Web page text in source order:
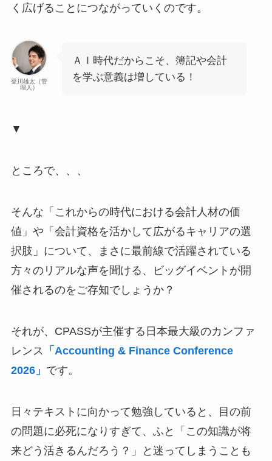
く広げることにつながっていくのです。
登川雄太（管
理人）
ＡＩ時代だからこそ、簿記や会計
を学ぶ意義は増している！
▼
ところで、、、
そんな「これからの時代における会計人材の価
値」や「会計資格を活かして広がるキャリアの選
択肢」について、まさに最前線で活躍されている
方々のリアルな声を聞ける、ビッグイベントが開
催されるのをご存知でしょうか？
それが、CPASSが主催する日本最大級のカンファ
レンス
「Accounting & Finance Conference
2026」 です。
日々テキストに向かって勉強していると、目の前
の問題に必死になりすぎて、ふと「この知識が将
来どう活きるんだろう？」と迷ってしまうことも